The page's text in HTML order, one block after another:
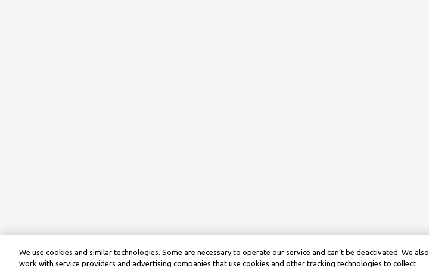
We use cookies and similar technologies. Some are necessary to operate our service and can’t be deactivated. We also
work with service providers and advertising companies that use cookies and other tracking technologies to collect